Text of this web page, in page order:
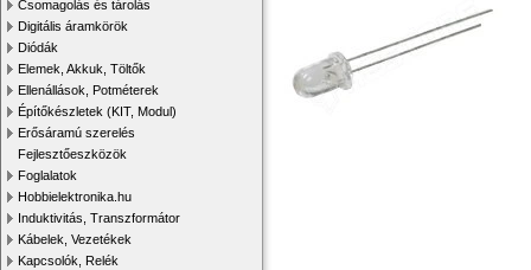
Csomagolás és tárolás
Digitális áramkörök
Diódák
Elemek, Akkuk, Töltők
Ellenállások, Potméterek
Építőkészletek (KIT, Modul)
Erősáramú szerelés
Fejlesztőeszközök
Foglalatok
Hobbielektronika.hu
Induktivitás, Transzformátor
Kábelek, Vezetékek
Kapcsolók, Relék